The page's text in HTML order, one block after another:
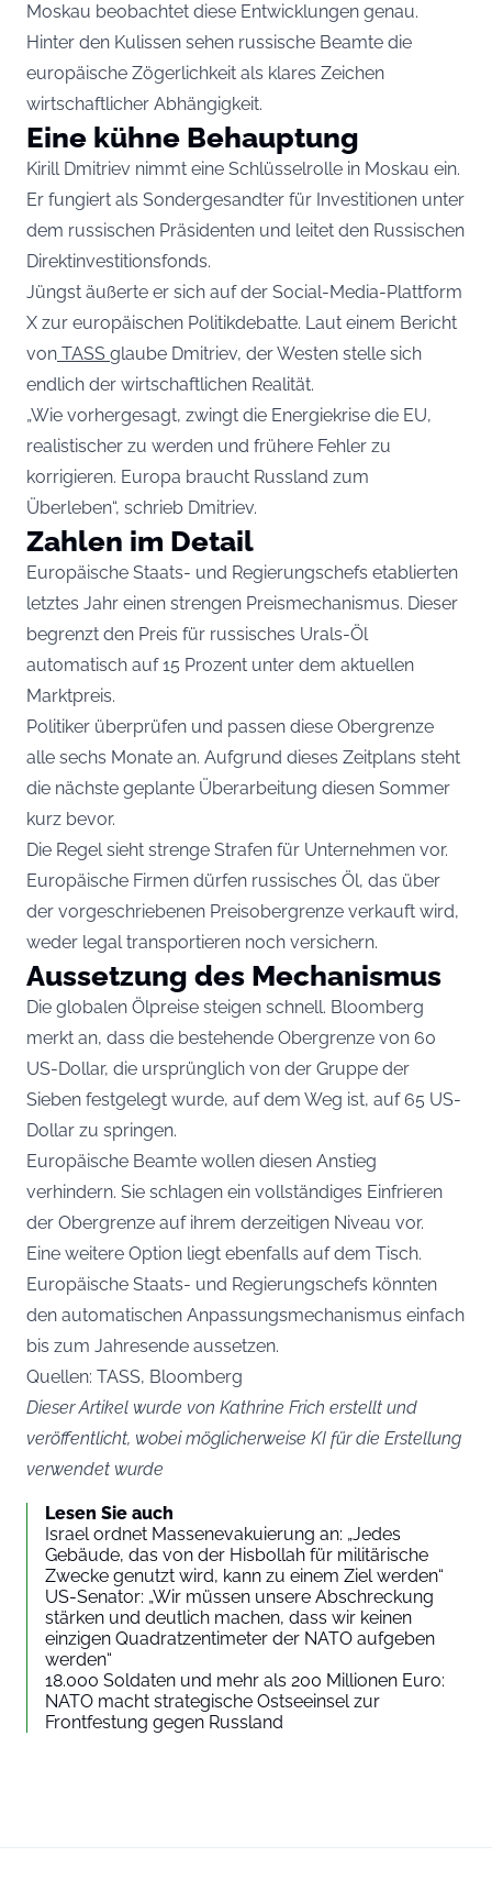
Moskau beobachtet diese Entwicklungen genau.
Hinter den Kulissen sehen russische Beamte die
europäische Zögerlichkeit als klares Zeichen
wirtschaftlicher Abhängigkeit.
Eine kühne Behauptung
Kirill Dmitriev nimmt eine Schlüsselrolle in Moskau ein.
Er fungiert als Sondergesandter für Investitionen unter
dem russischen Präsidenten und leitet den Russischen
Direktinvestitionsfonds.
Jüngst äußerte er sich auf der Social-Media-Plattform
X zur europäischen Politikdebatte. Laut einem Bericht
von TASS glaube Dmitriev, der Westen stelle sich
endlich der wirtschaftlichen Realität.
„Wie vorhergesagt, zwingt die Energiekrise die EU,
realistischer zu werden und frühere Fehler zu
korrigieren. Europa braucht Russland zum
Überleben“, schrieb Dmitriev.
Zahlen im Detail
Europäische Staats- und Regierungschefs etablierten
letztes Jahr einen strengen Preismechanismus. Dieser
begrenzt den Preis für russisches Urals-Öl
automatisch auf 15 Prozent unter dem aktuellen
Marktpreis.
Politiker überprüfen und passen diese Obergrenze
alle sechs Monate an. Aufgrund dieses Zeitplans steht
die nächste geplante Überarbeitung diesen Sommer
kurz bevor.
Die Regel sieht strenge Strafen für Unternehmen vor.
Europäische Firmen dürfen russisches Öl, das über
der vorgeschriebenen Preisobergrenze verkauft wird,
weder legal transportieren noch versichern.
Aussetzung des Mechanismus
Die globalen Ölpreise steigen schnell. Bloomberg
merkt an, dass die bestehende Obergrenze von 60
US-Dollar, die ursprünglich von der Gruppe der
Sieben festgelegt wurde, auf dem Weg ist, auf 65 US-
Dollar zu springen.
Europäische Beamte wollen diesen Anstieg
verhindern. Sie schlagen ein vollständiges Einfrieren
der Obergrenze auf ihrem derzeitigen Niveau vor.
Eine weitere Option liegt ebenfalls auf dem Tisch.
Europäische Staats- und Regierungschefs könnten
den automatischen Anpassungsmechanismus einfach
bis zum Jahresende aussetzen.
Quellen: TASS, Bloomberg
Dieser Artikel wurde von Kathrine Frich erstellt und
veröffentlicht, wobei möglicherweise KI für die Erstellung
verwendet wurde
Lesen Sie auch
Israel ordnet Massenevakuierung an: „Jedes
Gebäude, das von der Hisbollah für militärische
Zwecke genutzt wird, kann zu einem Ziel werden“
US-Senator: „Wir müssen unsere Abschreckung
stärken und deutlich machen, dass wir keinen
einzigen Quadratzentimeter der NATO aufgeben
werden“
18.000 Soldaten und mehr als 200 Millionen Euro:
NATO macht strategische Ostseeinsel zur
Frontfestung gegen Russland